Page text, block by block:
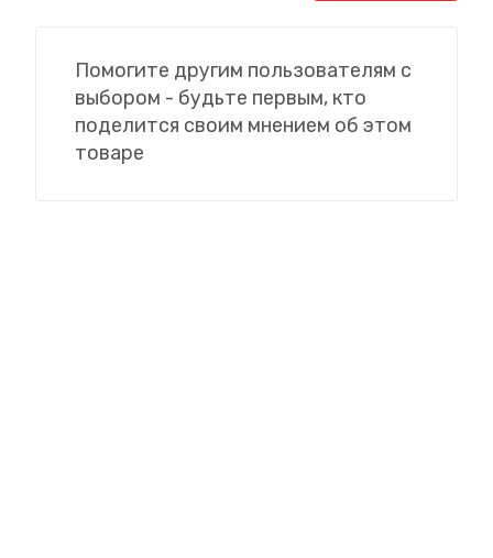
Помогите другим пользователям с
выбором - будьте первым, кто
поделится своим мнением об этом
товаре